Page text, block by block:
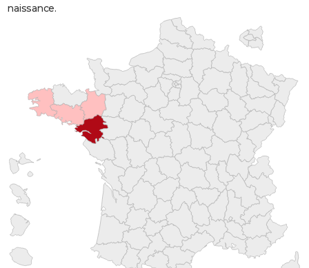
naissance.